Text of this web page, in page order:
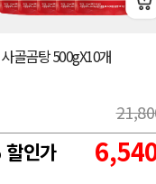
골곰탕 500gX10개
인가